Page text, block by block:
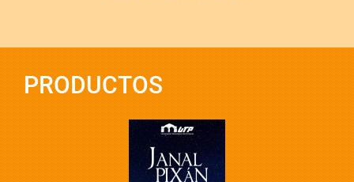
PRODUCTOS